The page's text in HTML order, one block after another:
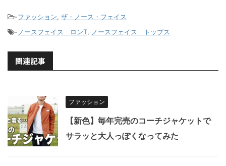
-ファッション, ザ・ノース・フェイス
- ノースフェイス ロンT, ノースフェイス トップス
関連記事
ファッション
【新色】毎年完売のコーチジャケットで
サラッと大人っぽくなってみた